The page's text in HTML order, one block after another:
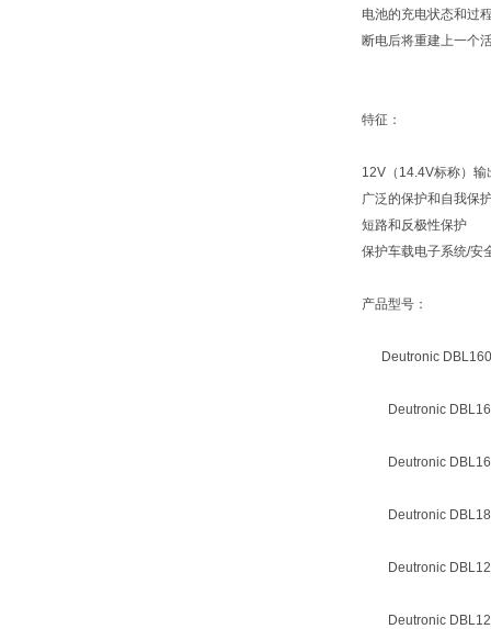
电池的充电状态和过
断电后将重建上一个
特征：
12V（14.4V标称）输
广泛的保护和自我保
短路和反极性保护
保护车载电子系统/安
产品型号：
Deutronic
Deutronic
Deutronic
Deutronic
Deutronic
Deutronic